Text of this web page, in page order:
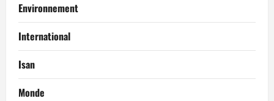
Environnement
International
Isan
Monde